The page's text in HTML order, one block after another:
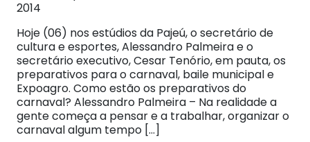
Hoje (06) nos estúdios da Pajeú, o secretário de
cultura e esportes, Alessandro Palmeira e o
secretário executivo, Cesar Tenório, em pauta, os
preparativos para o carnaval, baile municipal e
Expoagro. Como estão os preparativos do
carnaval? Alessandro Palmeira – Na realidade a
gente começa a pensar e a trabalhar, organizar o
carnaval algum tempo […]